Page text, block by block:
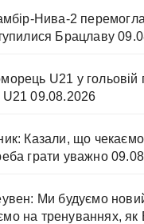
Нива-2
Брацлаву
U21 у гольовій
U21 09.08.2026
Казали, що чекаємо
грати уважно
Ми будуємо
на тренуваннях, як